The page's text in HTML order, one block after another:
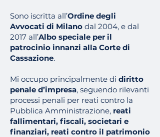
Sono iscritta all’Ordine degli
Avvocati di Milano dal 2004, e dal
2017 all’Albo speciale per il
patrocinio innanzi alla Corte di
Cassazione.
Mi occupo principalmente di diritto
penale d’impresa, seguendo rilevanti
processi penali per reati contro la
Pubblica Amministrazione, reati
fallimentari, fiscali, societari e
finanziari, reati contro il patrimonio